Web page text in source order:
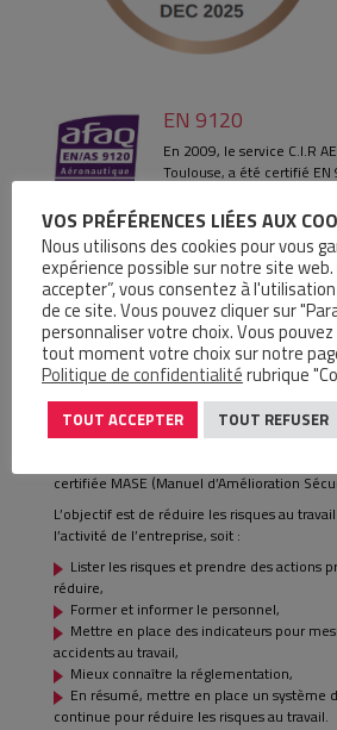
EN 9120
En 2009, le service C.I.R
Toulouse, a été certifié
Spatial et Défense.
Ce département gère de manière
Fichiers Client AERO
Fichiers Fournisseurs AERO
Stocks spécifiques AERO
Approvisionnement et Gestion Magasin
MASE
Pour assurer la
certifiée MASE (Manuel d’Amélioration
L’objectif est de réduire les risques au
l’activité de l’entreprise, soit :
Lister les risques et prendre des actions
réduire,
Former et informer le personnel,
Mettre en place des indicateurs pour
accidents au travail,
Mieux connaître la réglementation,
En résumé, mettre en place un système
continue pour réduire les risques au travail.
VOS PRÉFÉRENCES LIÉES AUX
Nous utilisons des cookies pour vous
expérience possible sur notre site
accepter”, vous consentez à
de ce site. Vous pouvez cliquer sur
personnaliser votre choix. Vous
tout moment votre choix sur notre
Politique de confidentialitérubrique
TOUT ACCEPTER TOUT REFUSER